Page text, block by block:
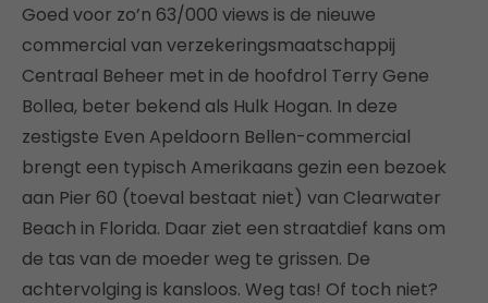
Goed voor zo’n 63/000 views is de nieuwe
commercial van verzekeringsmaatschappij
Centraal Beheer met in de hoofdrol Terry Gene
Bollea, beter bekend als Hulk Hogan. In deze
zestigste Even Apeldoorn Bellen-commercial
brengt een typisch Amerikaans gezin een bezoek
aan Pier 60 (toeval bestaat niet) van Clearwater
Beach in Florida. Daar ziet een straatdief kans om
de tas van de moeder weg te grissen. De
achtervolging is kansloos. Weg tas! Of toch niet?